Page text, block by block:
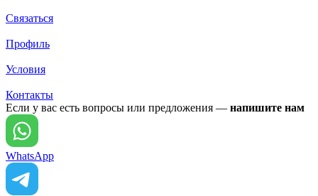
Связаться
Профиль
Условия
Контакты
Если у вас есть вопросы или предложения — напишите нам
WhatsApp